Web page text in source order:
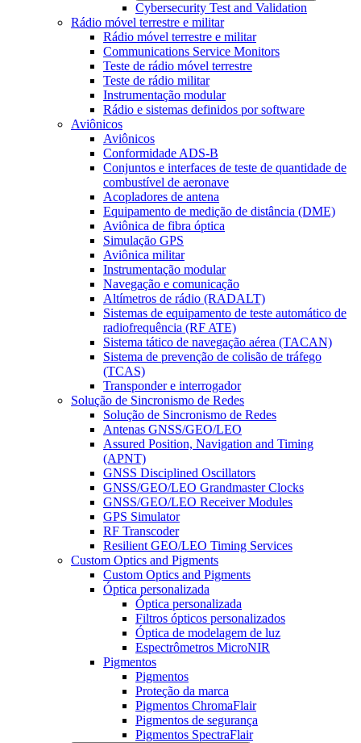
Cybersecurity Test and Validation
Rádio móvel terrestre e militar
Rádio móvel terrestre e militar
Communications Service Monitors
Teste de rádio móvel terrestre
Teste de rádio militar
Instrumentação modular
Rádio e sistemas definidos por software
Aviônicos
Aviônicos
Conformidade ADS-B
Conjuntos e interfaces de teste de quantidade de
combustível de aeronave
Acopladores de antena
Equipamento de medição de distância (DME)
Aviônica de fibra óptica
Simulação GPS
Aviônica militar
Instrumentação modular
Navegação e comunicação
Altímetros de rádio (RADALT)
Sistemas de equipamento de teste automático de
radiofrequência (RF ATE)
Sistema tático de navegação aérea (TACAN)
Sistema de prevenção de colisão de tráfego
(TCAS)
Transponder e interrogador
Solução de Sincronismo de Redes
Solução de Sincronismo de Redes
Antenas GNSS/GEO/LEO
Assured Position, Navigation and Timing
(APNT)
GNSS Disciplined Oscillators
GNSS/GEO/LEO Grandmaster Clocks
GNSS/GEO/LEO Receiver Modules
GPS Simulator
RF Transcoder
Resilient GEO/LEO Timing Services
Custom Optics and Pigments
Custom Optics and Pigments
Óptica personalizada
Óptica personalizada
Filtros ópticos personalizados
Óptica de modelagem de luz
Espectrômetros MicroNIR
Pigmentos
Pigmentos
Proteção da marca
Pigmentos ChromaFlair
Pigmentos de segurança
Pigmentos SpectraFlair